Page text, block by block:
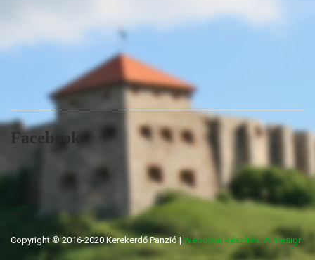
Facebook
Copyright © 2016-2020 Kerekerdő Panzió | Weboldal készítés: APdesign